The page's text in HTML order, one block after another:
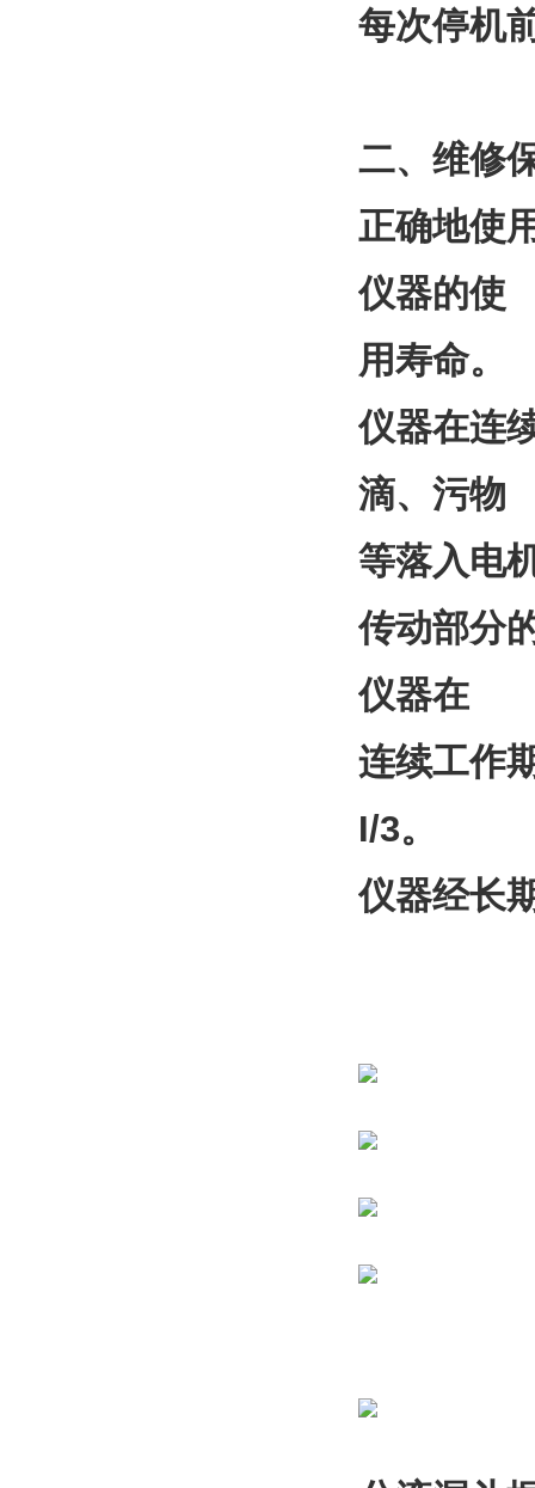
每次停机
二、维修
正确地使
仪器的使
用寿命。
仪器在连
滴、污物
等落入电
传动部分
仪器在
连续工作
I/3。
仪器经长